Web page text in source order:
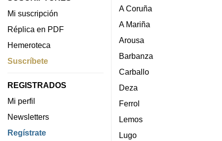
Mi suscripción
Réplica en PDF
Hemeroteca
Suscríbete
REGISTRADOS
Mi perfil
Newsletters
Regístrate
A Coruña
A Mariña
Arousa
Barbanza
Carballo
Deza
Ferrol
Lemos
Lugo